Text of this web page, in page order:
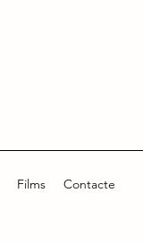
Films Contacte